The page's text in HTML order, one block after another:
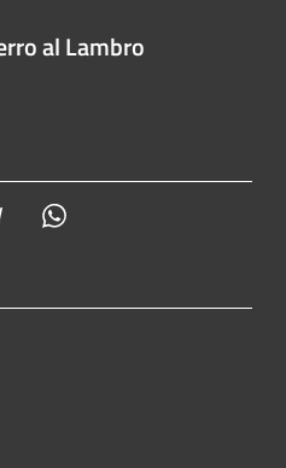
al Lambro
Telegram